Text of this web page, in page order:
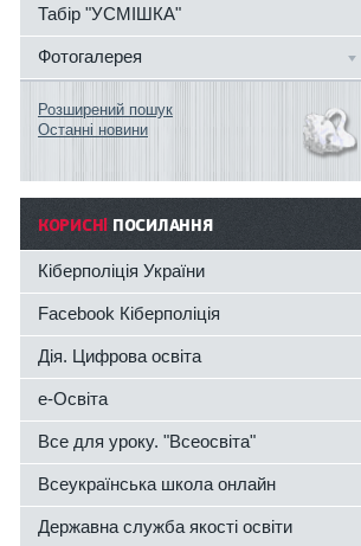
Табір "УСМІШКА"
Фотогалерея
Розширений пошук
Останні новини
КОРИСНІ ПОСИЛАННЯ
Кіберполіція України
Facebook Кіберполіція
Дія. Цифрова освіта
e-Освіта
Все для уроку. "Всеосвіта"
Всеукраїнська школа онлайн
Державна служба якості освіти